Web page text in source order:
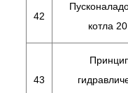
42
котла
43